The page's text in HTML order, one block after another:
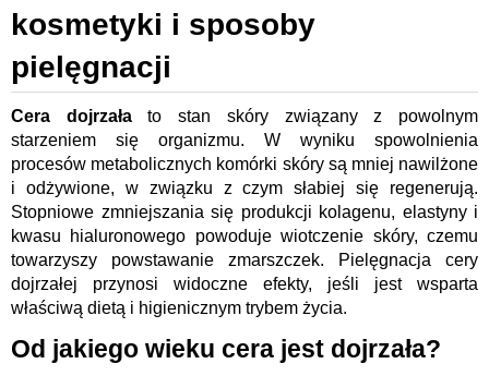
kosmetyki i sposoby
pielęgnacji
Cera dojrzałato stan skóry związany z powolnym
starzeniem się organizmu. W wyniku spowolnienia
procesów metabolicznych komórki skóry są mniej nawilżone
i odżywione, w związku z czym słabiej się regenerują.
Stopniowe zmniejszania się produkcji kolagenu, elastyny i
kwasu hialuronowego powoduje wiotczenie skóry, czemu
towarzyszy powstawanie zmarszczek. Pielęgnacja cery
dojrzałej przynosi widoczne efekty, jeśli jest wsparta
właściwą dietą i higienicznym trybem życia.
Od jakiego wieku cera jest dojrzała?